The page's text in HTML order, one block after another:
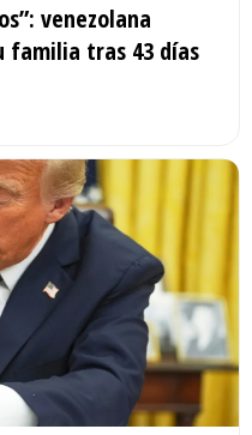
venezolana
familia tras 43 días